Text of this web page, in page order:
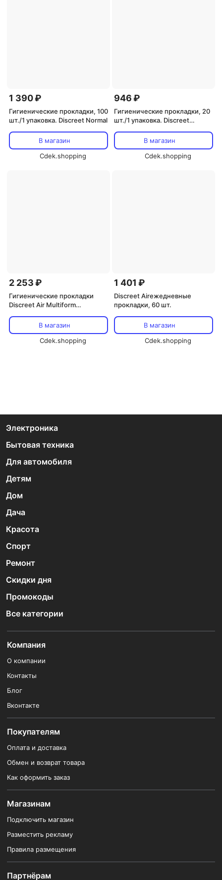
1 390 ₽
Гигиенические прокладки, 100
шт./1 упаковка. Discreet Normal
В магазин
Cdek.shopping
946 ₽
Гигиенические прокладки, 20
шт./1 упаковка. Discreet
В магазин
Cdek.shopping
2 253 ₽
Гигиенические прокладки
Discreet Air Multiform
В магазин
Cdek.shopping
1 401 ₽
Discreet Airежедневные
прокладки, 60 шт.
В магазин
Cdek.shopping
Электроника
Бытовая техника
Для автомобиля
Детям
Дом
Дача
Красота
Спорт
Ремонт
Скидки дня
Промокоды
Все категории
Компания
О компании
Контакты
Блог
Вконтакте
Покупателям
Оплата и доставка
Обмен и возврат товара
Как оформить заказ
Магазинам
Подключить магазин
Разместить рекламу
Правила размещения
Партнёрам